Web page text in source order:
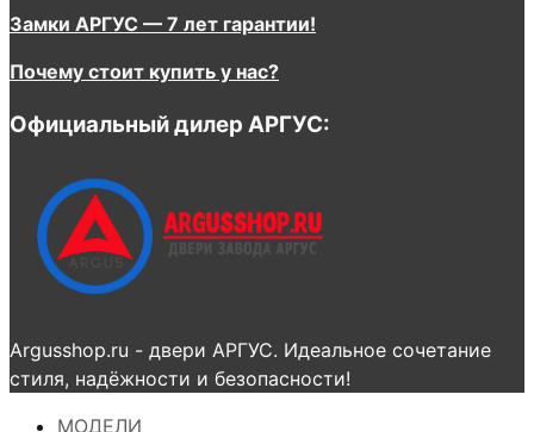
Замки АРГУС — 7 лет гарантии!
Почему стоит купить у нас?
Официальный дилер АРГУС:
Argusshop.ru - двери АРГУС. Идеальное сочетание
стиля, надёжности и безопасности!
МОДЕЛИ